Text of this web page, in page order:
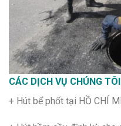
CÁC DỊCH VỤ CHÚNG
+ Hút bể phốt tại HỒ CHÍ